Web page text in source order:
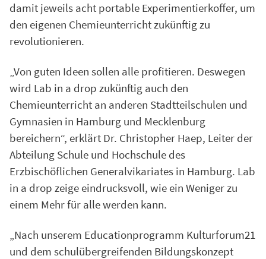
damit jeweils acht portable Experimentierkoffer, um
den eigenen Chemieunterricht zukünftig zu
revolutionieren.
„Von guten Ideen sollen alle profitieren. Deswegen
wird Lab in a drop zukünftig auch den
Chemieunterricht an anderen Stadtteilschulen und
Gymnasien in Hamburg und Mecklenburg
bereichern“, erklärt Dr. Christopher Haep, Leiter der
Abteilung Schule und Hochschule des
Erzbischöflichen Generalvikariates in Hamburg. Lab
in a drop zeige eindrucksvoll, wie ein Weniger zu
einem Mehr für alle werden kann.
„Nach unserem Educationprogramm Kulturforum21
und dem schulübergreifenden Bildungskonzept